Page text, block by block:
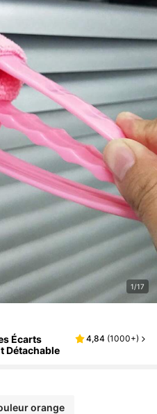
1/17
Écarts
Détachable
4,84 (1000+)
orange